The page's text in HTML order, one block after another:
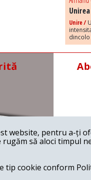
Unire /
website, pentru a-ți
să aloci timpul
cookie conform